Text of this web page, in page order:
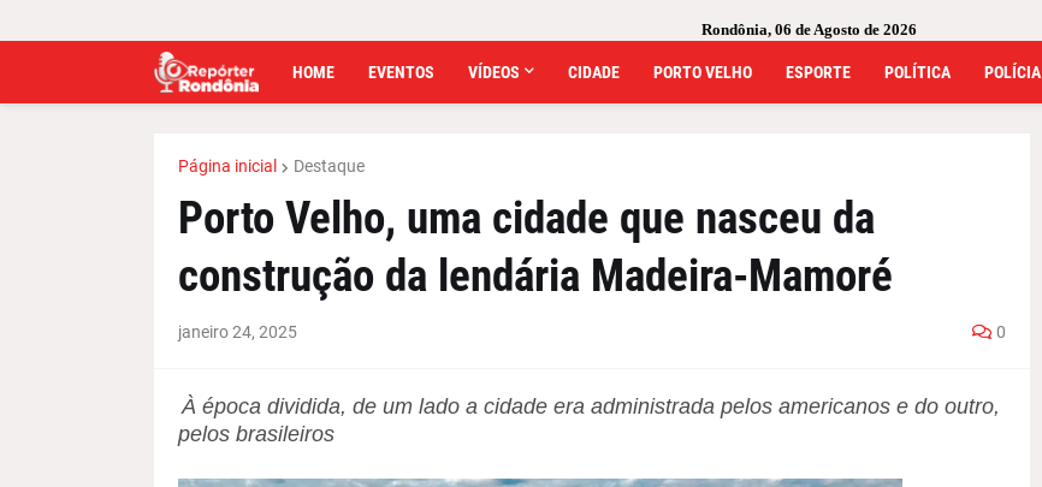
Rondônia, 06 de Agosto de 2026
HOME EVENTOS VÍDEOS CIDADE PORTO VELHO ESPORTE POLÍTICA POLÍCIA
Página inicial Destaque
Porto Velho, uma cidade que nasceu da
construção da lendária Madeira-Mamoré
janeiro 24, 2025 0
À época dividida, de um lado a cidade era administrada pelos americanos e do outro,
pelos brasileiros